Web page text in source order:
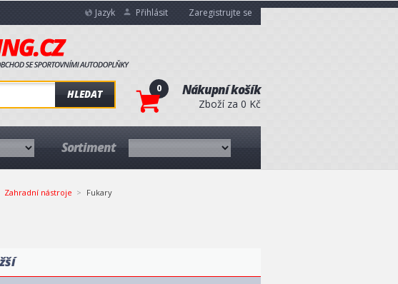
Jazyk Přihlásit Zaregistrujte se
HLEDAT 0 Nákupní košík
Zboží za 0 Kč
Sortiment
Zahradní nástroje Fukary